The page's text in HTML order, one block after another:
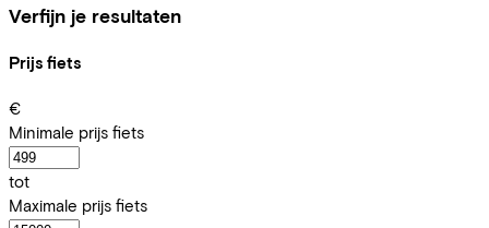
Verfijn je resultaten
Prijs fiets
€
Minimale prijs fiets
tot
Maximale prijs fiets